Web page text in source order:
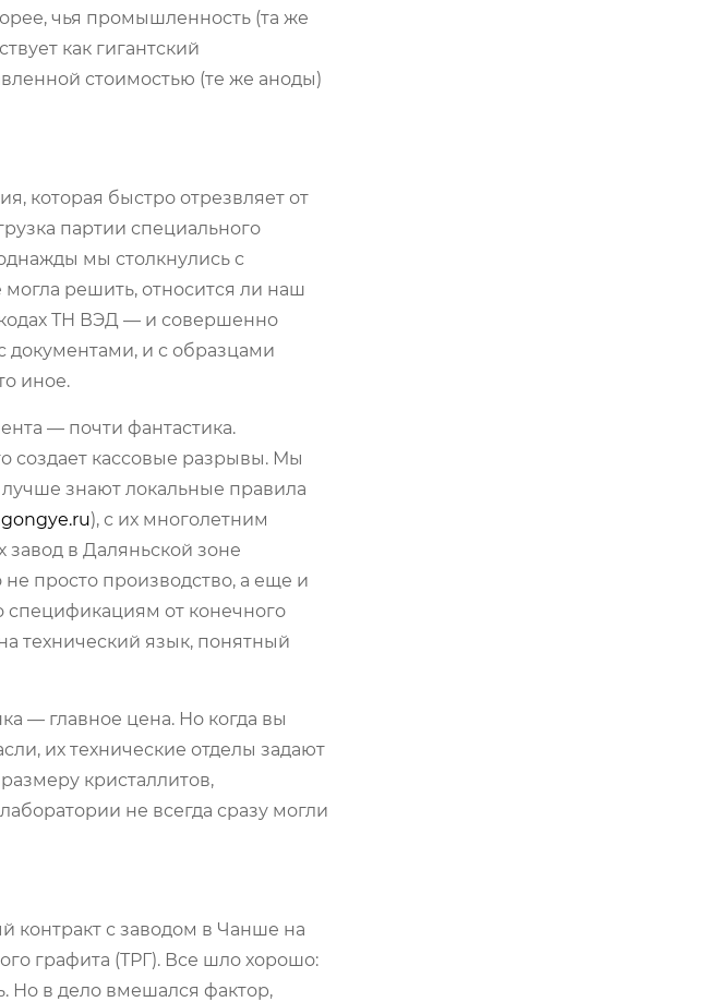
чья промышленность (та же
как гигантский
стоимостью (те же аноды)
которая быстро отрезвляет от
партии специального
мы столкнулись с
решить, относится ли наш
ТН ВЭД — и совершенно
документами, и с образцами
иное.
— почти фантастика.
создает кассовые разрывы. Мы
знают локальные правила
), с их многолетним
завод в Даляньской зоне
просто производство, а еще и
спецификациям от конечного
технический язык, понятный
— главное цена. Но когда вы
их технические отделы задают
кристаллитов,
не всегда сразу могли
контракт с заводом в Чанше на
графита (ТРГ). Все шло хорошо:
Но в дело вмешался фактор,